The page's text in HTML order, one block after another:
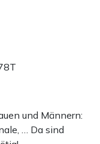
und Männern:
… Da sind